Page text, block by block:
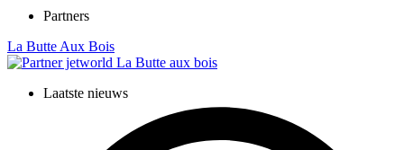
Partners
La Butte Aux Bois
Laatste nieuws